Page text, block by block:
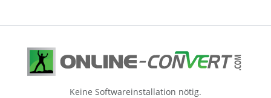
Keine Softwareinstallation nötig.